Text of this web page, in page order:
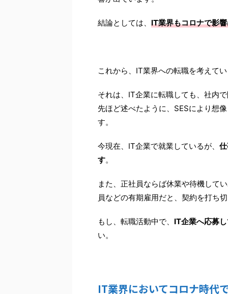
結論としては、 IT業界もコロナで影
これから、IT業界への転職を考えて
それは、IT企業に転職しても、社内
先ほど述べたように、SESにより想
す。
今現在、IT企業で就業しているが、
す。
また、正社員ならば休業や待機して
員などの有期雇用だと、契約を打ち
もし、転職活動中で、 IT企業へ応募
い。
IT業界においてコロナ時代